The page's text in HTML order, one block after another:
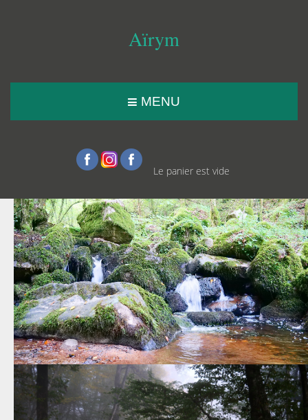
Aïrym
MENU
Le panier est vide